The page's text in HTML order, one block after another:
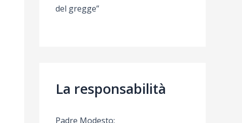
del gregge”
La responsabilità
Padre Modesto: